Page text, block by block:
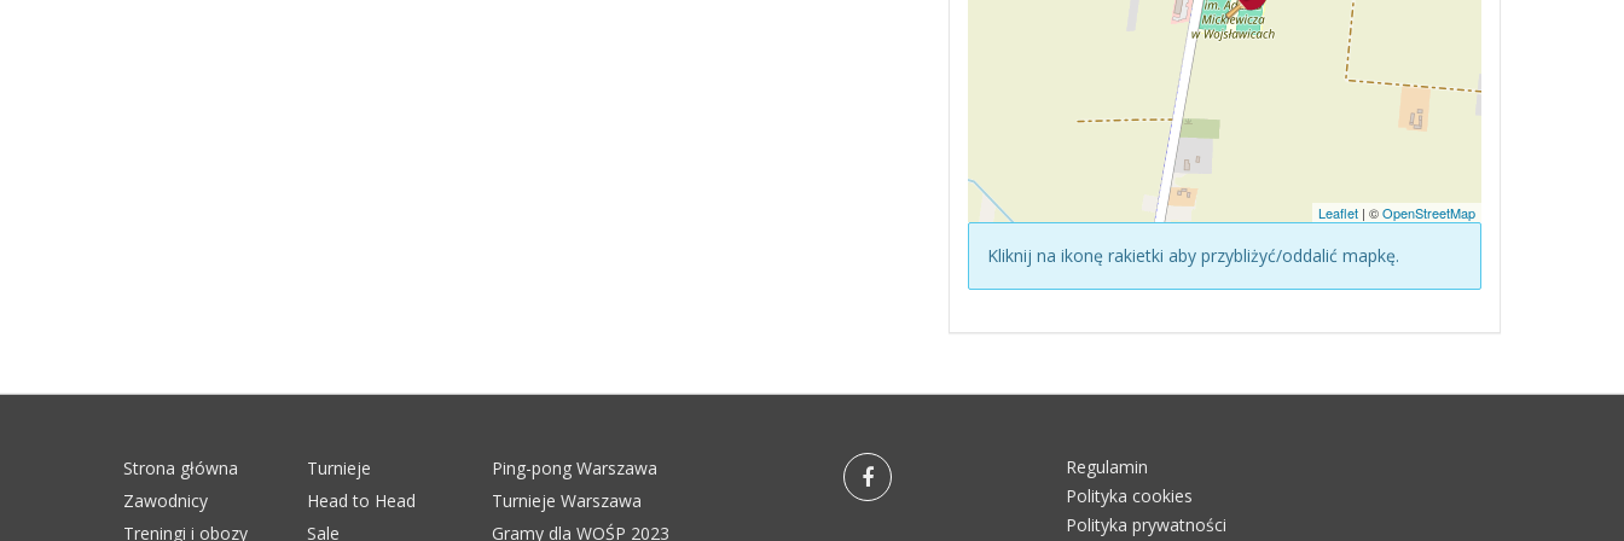
Leaflet | ©OpenStreetMap
Kliknij na ikonę rakietki aby przybliżyć/oddalić mapkę.
Strona główna Turnieje
Ping-pong Warszawa
Zawodnicy
Head to Head
Turnieje Warszawa
Treningi i obozy
Sale Gramy dla WOŚP 2023
Regulamin
Polityka cookies
Polityka prywatności